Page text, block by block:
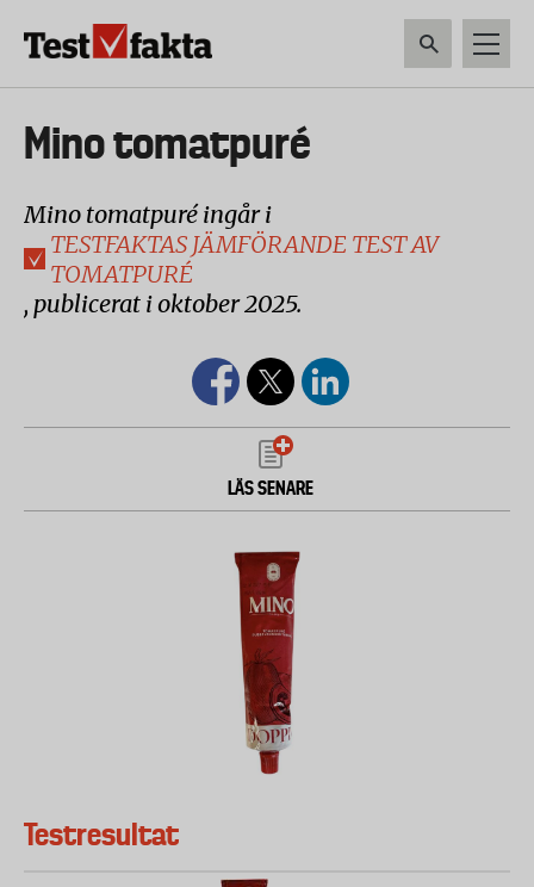
Huvudmeny
ny
LIVSMEDEL
Mino tomatpuré
Mino tomatpuré ingår i
TESTFAKTAS JÄMFÖRANDE TEST AV
TOMATPURÉ
, publicerat i oktober 2025.
LÄS SENARE
Testresultat